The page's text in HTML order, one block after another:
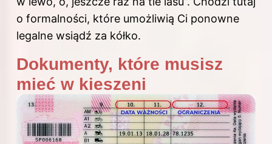
o formalności, które umożliwią Ci ponowne
legalne wsiądź za kółko.
Dokumenty, które musisz
mieć w kieszeni